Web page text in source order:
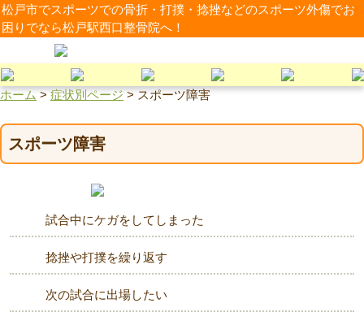
松戸市でスポーツでの骨折・打撲・捻挫などのスポーツ外傷でお
困りでなら松戸駅西口整骨院へ！
ホーム > 症状別ページ > スポーツ障害
スポーツ障害
試合中にケガをしてしまった
捻挫や打撲を繰り返す
次の試合に出場したい